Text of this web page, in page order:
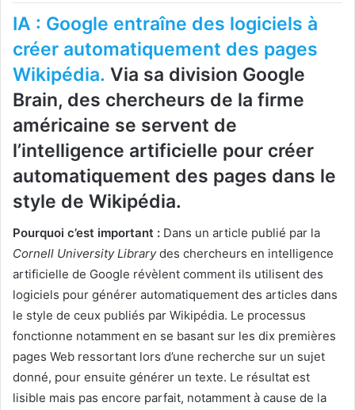
IA : Google entraîne des logiciels à
créer automatiquement des pages
Wikipédia. Via sa division Google
Brain, des chercheurs de la firme
américaine se servent de
l’intelligence artificielle pour créer
automatiquement des pages dans le
style de Wikipédia.
Pourquoi c’est important : Dans un article publié par la
Cornell University Librarydes chercheurs en intelligence
artificielle de Google révèlent comment ils utilisent des
logiciels pour générer automatiquement des articles dans
le style de ceux publiés par Wikipédia. Le processus
fonctionne notamment en se basant sur les dix premières
pages Web ressortant lors d’une recherche sur un sujet
donné, pour ensuite générer un texte. Le résultat est
lisible mais pas encore parfait, notamment à cause de la